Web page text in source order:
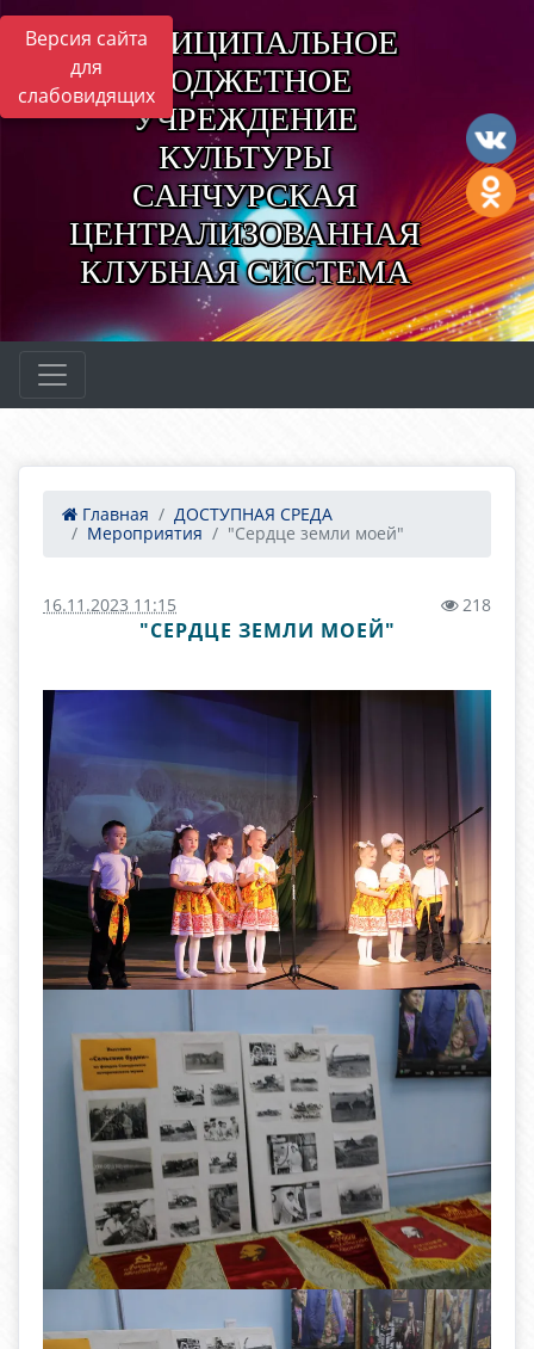
Версия сайта
для
слабовидящих
МУНИЦИПАЛЬНОЕ
БЮДЖЕТНОЕ
УЧРЕЖДЕНИЕ
КУЛЬТУРЫ
САНЧУРСКАЯ
ЦЕНТРАЛИЗОВАННАЯ
КЛУБНАЯ СИСТЕМА
Главная
ДОСТУПНАЯ СРЕДА
Мероприятия
"Сердце земли моей"
16.11.2023 11:15 218
"СЕРДЦЕ ЗЕМЛИ МОЕЙ"